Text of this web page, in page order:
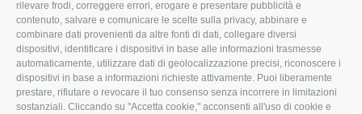
rilevare frodi, correggere errori, erogare e presentare pubblicità e
contenuto, salvare e comunicare le scelte sulla privacy, abbinare e
combinare dati provenienti da altre fonti di dati, collegare diversi
dispositivi, identificare i dispositivi in base alle informazioni trasmesse
automaticamente, utilizzare dati di geolocalizzazione precisi, riconoscere i
dispositivi in base a informazioni richieste attivamente. Puoi liberamente
prestare, rifiutare o revocare il tuo consenso senza incorrere in limitazioni
sostanziali. Cliccando su "Accetta cookie," acconsenti all'uso di cookie e
i
t
t
e
c
e
b
o
n
k
e
d